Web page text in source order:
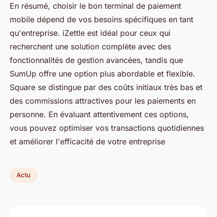
En résumé, choisir le bon terminal de paiement
mobile dépend de vos besoins spécifiques en tant
qu'entreprise. iZettle est idéal pour ceux qui
recherchent une solution complète avec des
fonctionnalités de gestion avancées, tandis que
SumUp offre une option plus abordable et flexible.
Square se distingue par des coûts initiaux très bas et
des commissions attractives pour les paiements en
personne. En évaluant attentivement ces options,
vous pouvez optimiser vos transactions quotidiennes
et améliorer l'efficacité de votre entreprise
Actu